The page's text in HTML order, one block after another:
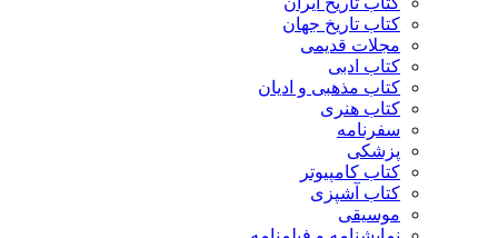
کتاب تاریخ جهان
مجلات قدیمی
کتاب ادبی
کتاب مذهبی و ادیان
کتاب هنری
سفرنامه
پزشکی
کتاب کامپیوتر
کتاب آشپزی
موسیقی